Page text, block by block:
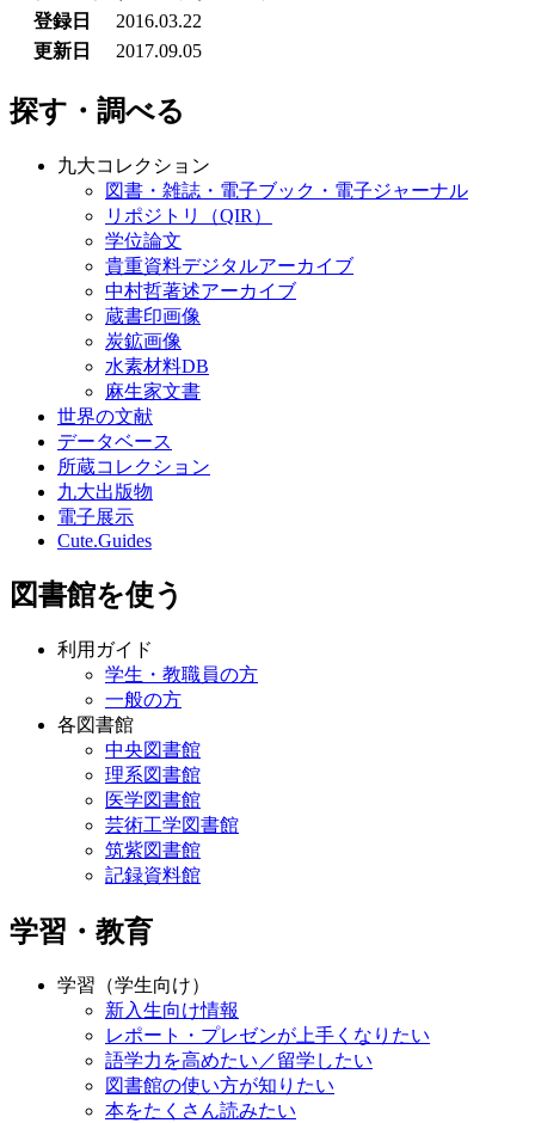
登録日
2016.03.22
更新日
2017.09.05
探す・調べる
九大コレクション
図書・雑誌・電子ブック・電子ジャーナル
リポジトリ（QIR）
学位論文
貴重資料デジタルアーカイブ
中村哲著述アーカイブ
蔵書印画像
炭鉱画像
水素材料DB
麻生家文書
世界の文献
データベース
所蔵コレクション
九大出版物
電子展示
Cute.Guides
図書館を使う
利用ガイド
学生・教職員の方
一般の方
各図書館
中央図書館
理系図書館
医学図書館
芸術工学図書館
筑紫図書館
記録資料館
学習・教育
学習（学生向け）
新入生向け情報
レポート・プレゼンが上手くなりたい
語学力を高めたい／留学したい
図書館の使い方が知りたい
本をたくさん読みたい